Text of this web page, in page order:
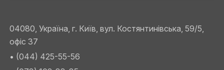
04080, Україна, г. Київ, вул. Костянтинівська, 59/5,
офіс 37
• (044) 425-55-56